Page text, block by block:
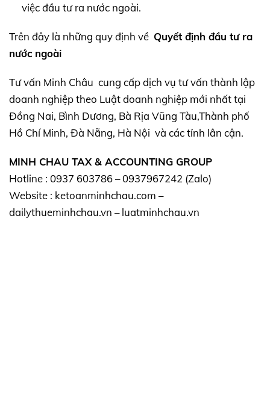
việc đầu tư ra nước ngoài.
Trên đây là những quy định về Quyết định đầu tư ra
nước ngoài
Tư vấn Minh Châu cung cấp dịch vụ tư vấn thành lập
doanh nghiệp theo Luật doanh nghiệp mới nhất tại
Đồng Nai, Bình Dương, Bà Rịa Vũng Tàu,Thành phố
Hồ Chí Minh, Đà Nẵng, Hà Nội và các tỉnh lân cận.
MINH CHAU TAX & ACCOUNTING GROUP
Hotline : 0937 603786 – 0937967242 (Zalo)
Website : ketoanminhchau.com –
dailythueminhchau.vn – luatminhchau.vn